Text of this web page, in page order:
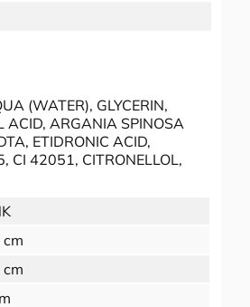
(WATER), GLYCERIN,
ACID, ARGANIA SPINOSA
ETIDRONIC ACID,
CI 42051, CITRONELLOL,
cm